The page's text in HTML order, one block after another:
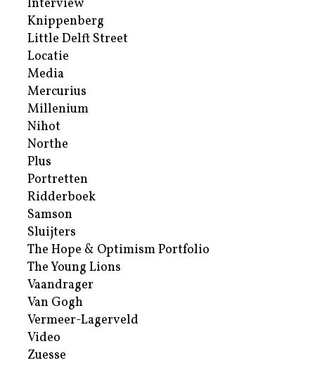
Interview
Knippenberg
Little Delft Street
Locatie
Media
Mercurius
Millenium
Nihot
Northe
Plus
Portretten
Ridderboek
Samson
Sluijters
The Hope & Optimism Portfolio
The Young Lions
Vaandrager
Van Gogh
Vermeer-Lagerveld
Video
Zuesse